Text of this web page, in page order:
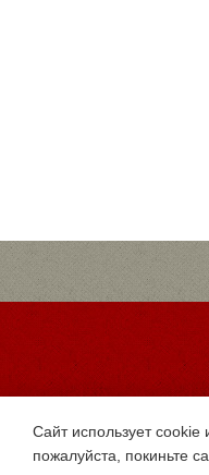
Сайт использует cookie
пожалуйста, покиньте